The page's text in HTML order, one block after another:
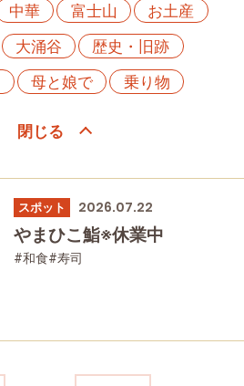
中華 富士山
お土産
大涌谷
歴史・旧跡
母と娘で 乗り物
スポット 2026.07.22
やまひこ鮨※休業中
#和食#寿司